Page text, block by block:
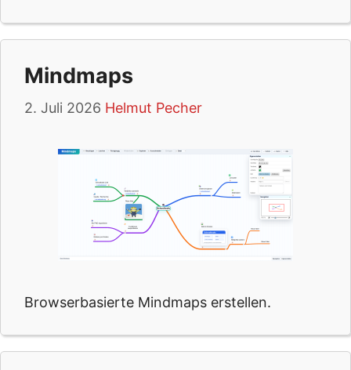
Mindmaps
2. Juli 2026 Helmut Pecher
Browserbasierte Mindmaps erstellen.